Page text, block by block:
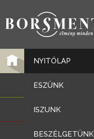
NYITÓLAP
ESZÜNK
ISZUNK
BESZÉLGETÜNK